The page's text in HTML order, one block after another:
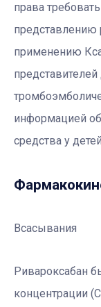
права
представлению
применению
информацией
средства у
Всасывания
Ривароксабан
концентрации